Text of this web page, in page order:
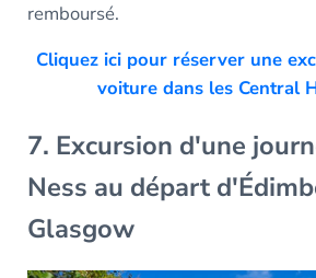
remboursé.
Cliquez ici pour réserver une
voiture dans les Central
7. Excursion d'une
Ness au départ
Glasgow